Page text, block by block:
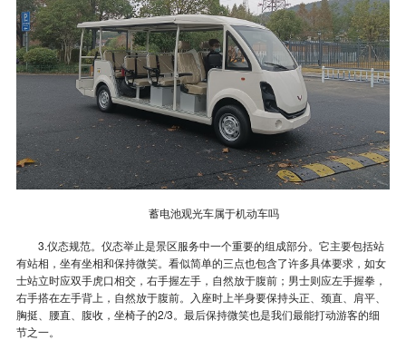
蓄电池观光车属于机动车吗
3.仪态规范。仪态举止是景区服务中一个重要的组成部分。它主要包括站
有站相，坐有坐相和保持微笑。看似简单的三点也包含了许多具体要求，如女
士站立时应双手虎口相交，右手握左手，自然放于腹前；男士则应左手握拳，
右手搭在左手背上，自然放于腹前。入座时上半身要保持头正、颈直、肩平、
胸挺、腰直、腹收，坐椅子的2/3。最后保持微笑也是我们最能打动游客的细
节之一。